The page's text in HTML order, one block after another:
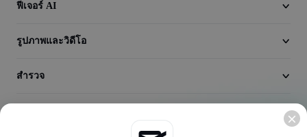
เครื่องมือแปลงวิดีโอ
ฟีเจอร์ AI
รูปภาพและวิดีโอ
สำรวจ